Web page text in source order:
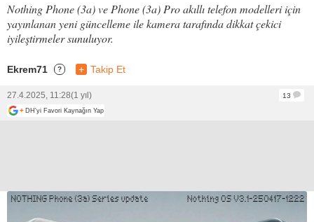
Nothing Phone (3a) ve Phone (3a) Pro akıllı telefon modelleri için
yayınlanan yeni güncelleme ile kamera tarafında dikkat çekici
iyileştirmeler sunuluyor.
Ekrem71 ? + Takip Et
27.4.2025, 11:28(1 yıl)
13
+ DH'yi Favori Kaynağın Yap